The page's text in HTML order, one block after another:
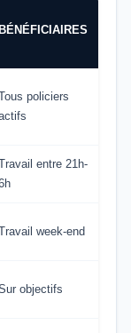
BÉNÉFICIAIRES
policiers
entre 21h-
week-end
objectifs